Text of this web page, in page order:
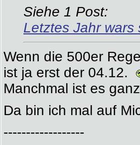
Siehe 1 Post:
Letztes Jahr wars
Wenn die 500er
ist ja erst der 04.12.
Manchmal ist es
Da bin ich mal auf
------------------